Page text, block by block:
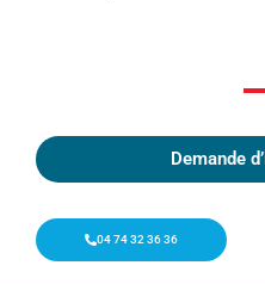
Demande
04 74 32 36 36